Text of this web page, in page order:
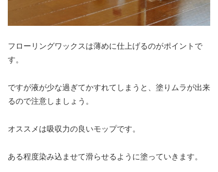
フローリングワックスは薄めに仕上げるのがポイント で
す。
ですが液が少な過ぎてかすれてしまうと、塗りムラが出来
るので注意しましょう。
オススメは吸収力の良いモップです。
ある程度染み込ませて滑らせるように塗っていきます。